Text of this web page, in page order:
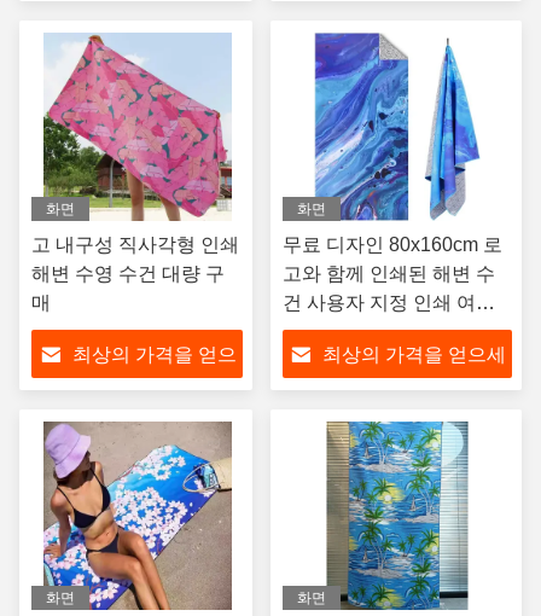
화면
고 내구성 직사각형 인쇄
해변 수영 수건 대량 구
매
최상의 가격을 얻으
화면
무료 디자인 80x160cm 로
고와 함께 인쇄된 해변 수
건 사용자 지정 인쇄 여름
대형 마이크로 섬유 해변
수건
최상의 가격을 얻으세
화면 화면